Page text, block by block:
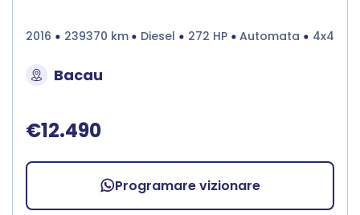
2016 239370 km Diesel 272 HP Automata 4x4
Bacau
€12.490
Programare vizionare